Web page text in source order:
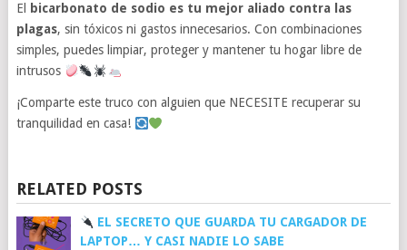
El
bicarbonato de sodio es tu mejor aliado contra las
plagas, sin tóxicos ni gastos innecesarios. Con combinaciones
simples, puedes limpiar, proteger y mantener tu hogar libre de
intrusos
¡Comparte este truco con alguien que NECESITE recuperar su
tranquilidad en casa!
RELATED POSTS
EL SECRETO QUE GUARDA TU CARGADOR DE
LAPTOP… Y CASI NADIE LO SABE